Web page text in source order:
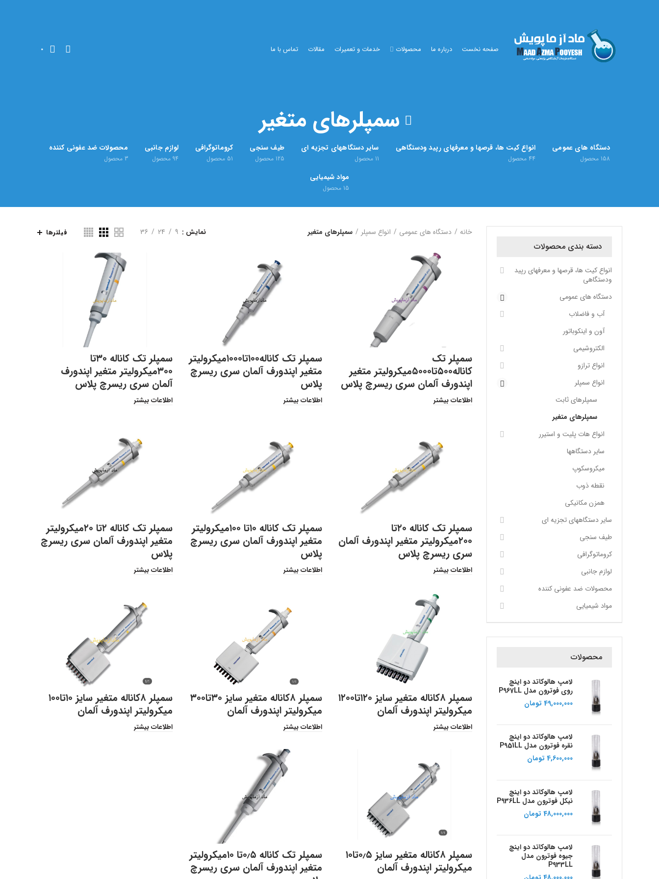
صفحه نخست درباره ما محصولات خدمات و تعمیرات مقالات تماس با ما 0
سمپلرهای متغیر
دستگاه های عمومی
158 محصول
انواع کیت ها، قرصها و معرفهای رپید ودستگاهی
44 محصول
سایر دستگاههای تجزیه ای
11 محصول
طیف سنجی
125 محصول
کروماتوگرافی
51 محصول
لوازم جانبی
94 محصول
محصولات ضد عفونی کننده
3 محصول
مواد شیمیایی
15 محصول
دسته بندی محصولات
انواع کیت ها، قرصها و معرفهای رپید
ودستگاهی
دستگاه های عمومی
آب و فاضلاب
آون و اینکوباتور
الکتروشیمی
انواع ترازو
انواع سمپلر
سمپلرهای ثابت
سمپلرهای متغیر
انواع هات پلیت و استیرر
سایر دستگاهها
میکروسکوپ
نقطه ذوب
همزن مکانیکی
سایر دستگاههای تجزیه ای
طیف سنجی
کروماتوگرافی
لوازم جانبی
محصولات ضد عفونی کننده
مواد شیمیایی
محصولات
لامپ هالوکاتد دو اینچ
روی فوترون مدل P967LL
49,000,000 تومان
لامپ هالوکاتد دو اینچ
نقره فوترون مدل P951LL
4,600,000 تومان
لامپ هالوکاتد دو اینچ
نیکل فوترون مدل P936LL
48,000,000 تومان
لامپ هالوکاتد دو اینچ
جیوه فوترون مدل
P933LL
خانه دستگاه های عمومی انواع سمپلر سمپلرهای متغیر نمایش 9
24
36 فیلترها
سمپلر تک
کاناله۵۰۰تا۵۰۰۰میکرولیتر متغیر
اپندورف آلمان سری ریسرچ پلاس
اطلاعات بیشتر
سمپلر تک کاناله۱۰۰تا۱۰۰۰میکرولیتر
متغیر اپندورف آلمان سری ریسرچ
پلاس
اطلاعات بیشتر
سمپلر تک کاناله ۳۰تا
۳۰۰میکرولیتر متغیر اپندورف
آلمان سری ریسرچ پلاس
اطلاعات بیشتر
سمپلر تک کاناله ۲۰تا
۲۰۰میکرولیتر متغیر اپندورف آلمان
سری ریسرچ پلاس
اطلاعات بیشتر
سمپلر تک کاناله ۱۰تا ۱۰۰میکرولیتر
متغیر اپندورف آلمان سری ریسرچ
پلاس
اطلاعات بیشتر
سمپلر تک کاناله ۲تا ۲۰میکرولیتر
متغیر اپندورف آلمان سری ریسرچ
پلاس
اطلاعات بیشتر
سمپلر ۸کاناله متغیر سایز ۱۲۰تا۱۲۰۰
میکرولیتر اپندورف آلمان
اطلاعات بیشتر
سمپلر ۸کاناله متغیر سایز ۳۰تا۳۰۰
میکرولیتر اپندورف آلمان
اطلاعات بیشتر
سمپلر ۸کاناله متغیر سایز ۱۰تا۱۰۰
میکرولیتر اپندورف آلمان
اطلاعات بیشتر
سمپلر ۸کاناله متغیر سایز ۰٫۵تا۱۰
میکرولیتر اپندورف آلمان
سمپلر تک کاناله ۰٫۵تا ۱۰میکرولیتر
متغیر اپندورف آلمان سری ریسرچ